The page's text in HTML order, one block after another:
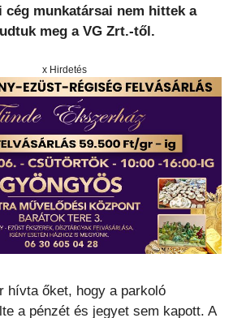
cég munkatársai nem hittek a
meg a VG Zrt.-től.
x Hirdetés
hívta őket, hogy a parkoló
a pénzét és jegyet sem kapott. A